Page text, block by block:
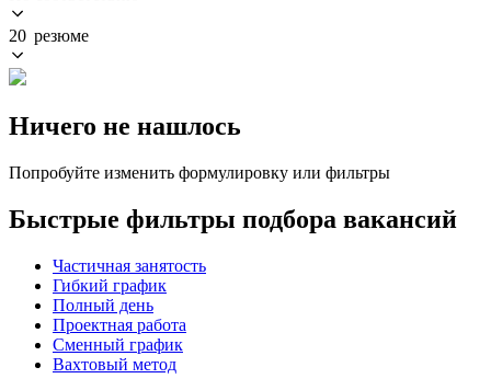
20 резюме
Ничего не нашлось
Попробуйте изменить формулировку или фильтры
Быстрые фильтры подбора вакансий
Частичная занятость
Гибкий график
Полный день
Проектная работа
Сменный график
Вахтовый метод